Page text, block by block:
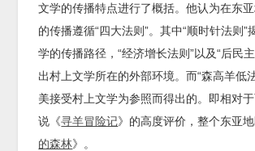
文学的传播特点进行了概括。他认为在东
的传播遵循“四大法则”。其中“顺时针法则”
学的传播路径，“经济增长法则”以及“后民
出村上文学所在的外部环境。而“森高羊低
美接受村上文学为参照而得出的。即相对
说《寻羊冒险记》的高度评价，整个东亚
的森林》。